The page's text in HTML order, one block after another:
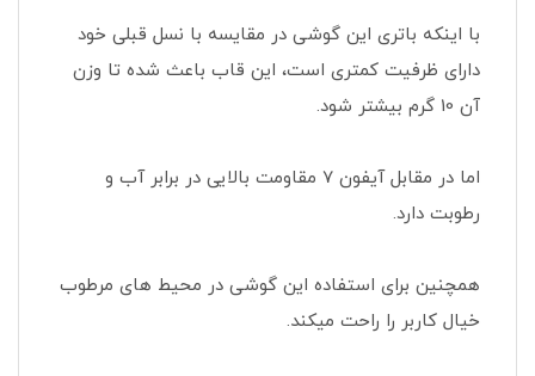
با اینکه باتری این گوشی در مقایسه با نسل قبلی خود
دارای ظرفیت کمتری است، این قاب باعث شده تا وزن
آن 10 گرم بیشتر شود.
اما در مقابل آیفون 7 مقاومت بالایی در برابر آب و
رطوبت دارد.
همچنین برای استفاده این گوشی در محیط های مرطوب
خیال کاربر را راحت میکند.